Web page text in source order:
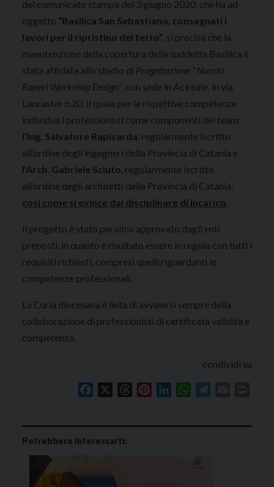
del comunicato stampa del 3 giugno 2020, che ha ad
oggetto “Basilica San Sebastiano, consegnati i
lavori per il ripristino del tetto” , si precisa che la
manutenzione della copertura della suddetta Basilica è
stata affidata allo studio di Progettazione “ Nuccio
Raneri Workshop Design” , con sede in Acireale, in via
Lancaster n.20, il quale per le rispettive competenze
individua i professionisti come componenti del team:
l’Ing. Salvatore Rapisarda , regolarmente iscritto
all’ordine degli ingegneri della Provincia di Catania e
l’Arch. Gabriele Sciuto , regolarmente iscritto
all’ordine degli architetti della Provincia di Catania,
così come si evince dal disciplinare di incarico
Il progetto è stato peraltro approvato dagli enti
preposti, in quanto è risultato essere in regola con tutti i
requisiti richiesti, compresi quelli riguardanti le
competenze professionali.
La Curia diocesana è lieta di avvalersi sempre della
collaborazione di professionisti di certificata validità e
competenza.
condividi su
Facebook ThreadsPinterestLinkedInWhatsApp
Potrebbero interessarti: